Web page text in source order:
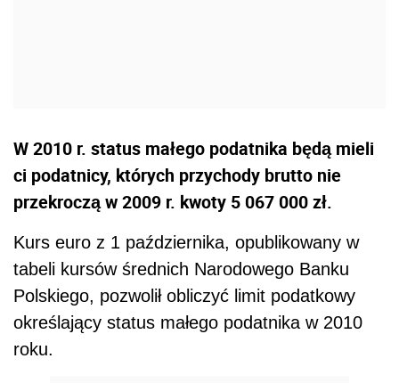
W 2010 r. status małego podatnika będą mieli
ci podatnicy, których przychody brutto nie
przekroczą w 2009 r. kwoty 5 067 000 zł.
Kurs euro z 1 października, opublikowany w
tabeli kursów średnich Narodowego Banku
Polskiego, pozwolił obliczyć limit podatkowy
określający status małego podatnika w 2010
roku.